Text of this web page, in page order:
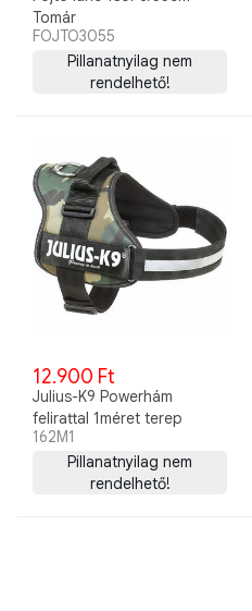
Tomár
FOJTO3055
Pillanatnyilag nem
rendelhető!
12.900 Ft
Julius-K9 Powerhám
felirattal 1méret terep
162M1
Pillanatnyilag nem
rendelhető!